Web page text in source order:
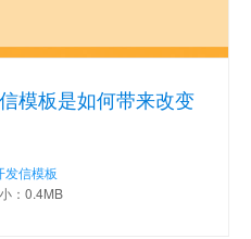
模板是如何带来改变
发信模板
：0.4MB